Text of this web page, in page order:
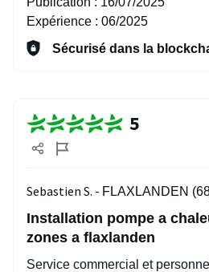
Expérience : 06/2025
Sécurisé dans la
5
Sebastien S. - FLAXLANDEN
Installation pompe a
zones a flaxlanden
Service commercial et